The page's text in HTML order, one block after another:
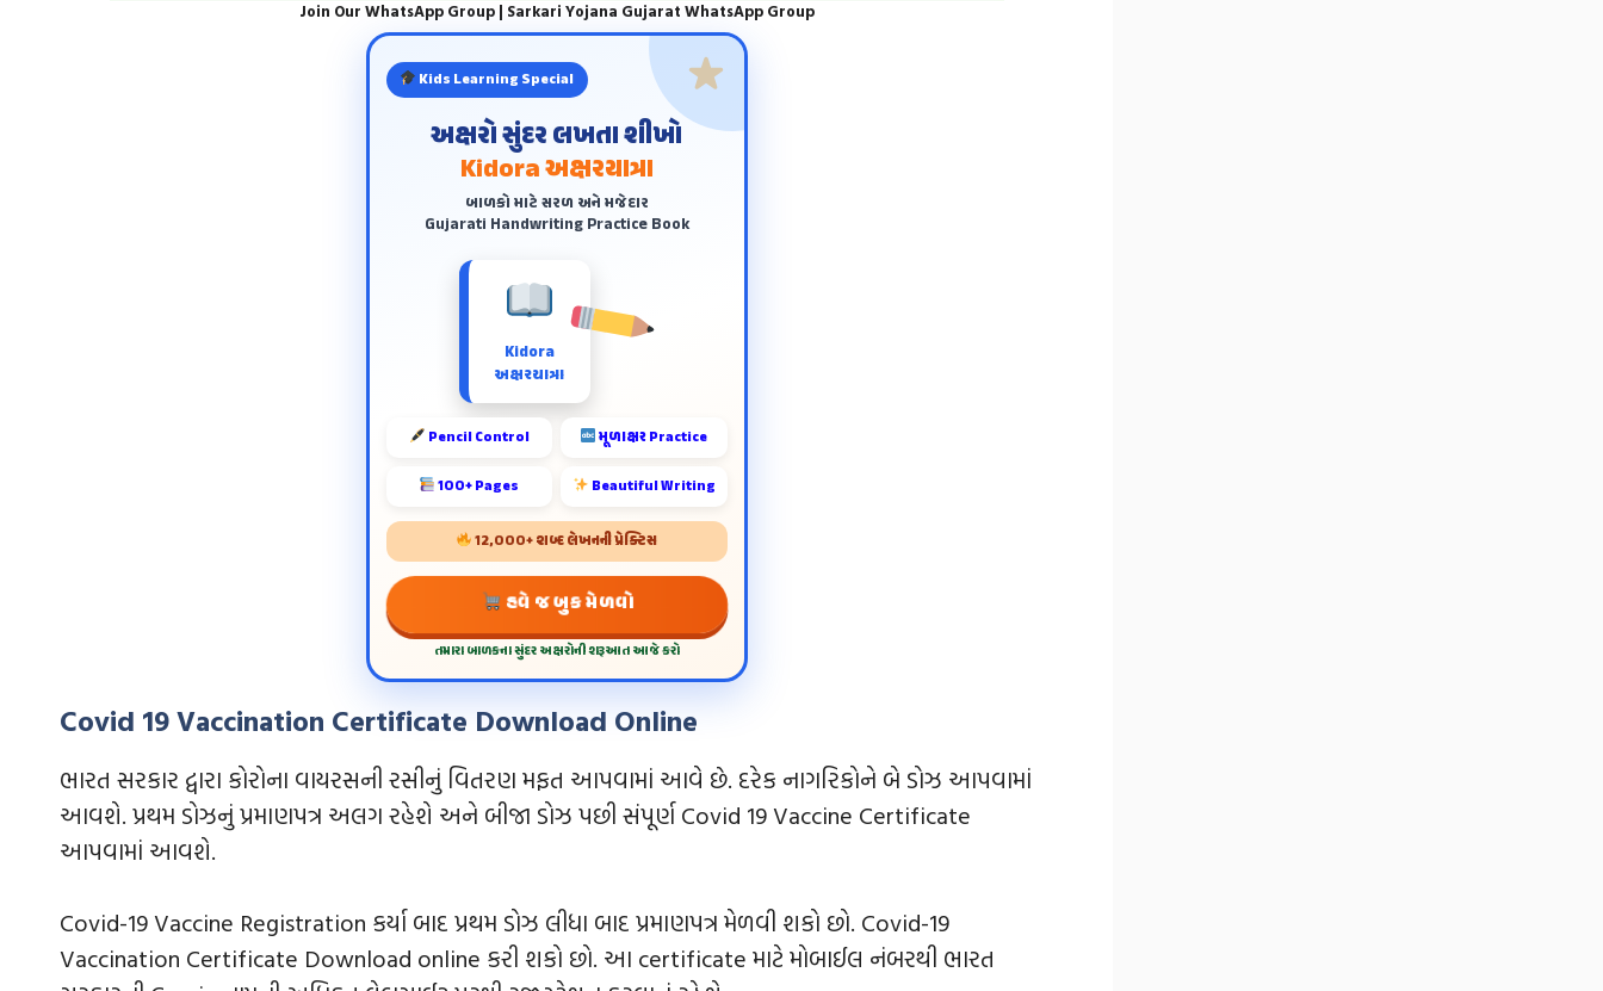
Join Our WhatsApp Group | Sarkari Yojana Gujarat WhatsApp Group
Kids Learning Special
અક્ષરો સુંદર લખતા શીખો
Kidora અક્ષરયાત્રા
બાળકો માટે સરળ અને મજેદાર
Gujarati Handwriting Practice Book
Kidora
અક્ષરયાત્રા
Pencil Control મૂળાક્ષર Practice
100+ Pages Beautiful Writing
12,000+ શબ્દ લેખનની પ્રેક્ટિસ
હવે જ બુક મેળવો
તમારા બાળકના સુંદર અક્ષરોની શરૂઆત આજે કરો
Covid 19 Vaccination Certificate Download Online
ભારત સરકાર દ્વારા કોરોના વાયરસની રસીનું વિતરણ મફત આપવામાં આવે છે. દરેક નાગરિકોને બે ડોઝ આપવામાં
આવશે. પ્રથમ ડોઝનું પ્રમાણપત્ર અલગ રહેશે અને બીજા ડોઝ પછી સંપૂર્ણ Covid 19 Vaccine Certificate
આપવામાં આવશે.
Covid-19 Vaccine Registration કર્યા બાદ પ્રથમ ડોઝ લીધા બાદ પ્રમાણપત્ર મેળવી શકો છો. Covid-19
Vaccination Certificate Download online કરી શકો છો. આ certificate માટે મોબાઈલ નંબરથી ભારત